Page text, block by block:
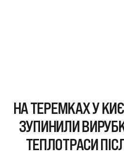
НА ТЕРЕМКАХ У
ЗУПИНИЛИ
ТЕПЛОТРАСИ